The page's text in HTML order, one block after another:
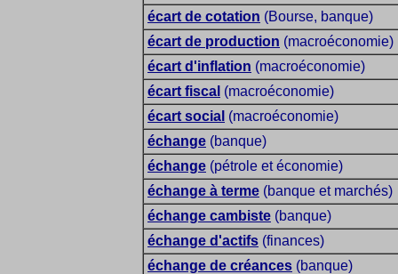
écart de cotation (Bourse, banque)
écart de production (macroéconomie)
écart d'inflation (macroéconomie)
écart fiscal (macroéconomie)
écart social (macroéconomie)
échange (banque)
échange (pétrole et économie)
échange à terme (banque et marchés)
échange cambiste (banque)
échange d'actifs (finances)
échange de créances (banque)